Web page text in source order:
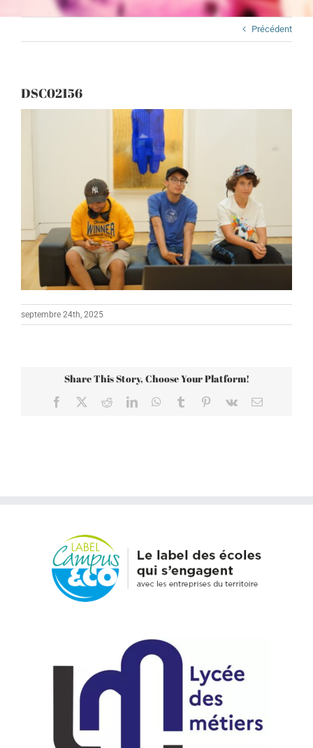
Précédent
DSC02156
septembre 24th, 2025
Share This Story, Choose Your Platform!
Facebook RedditLinkedInWhatsApp
Tumblr Pinterest
Vk Email